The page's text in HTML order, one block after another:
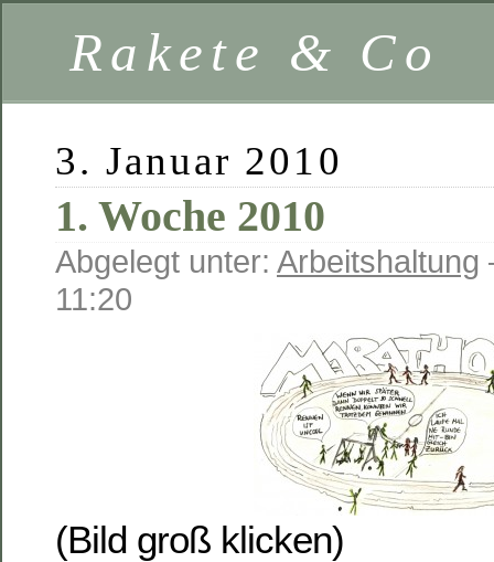
Rakete & Co
3. Januar 2010
1. Woche 2010
Abgelegt unter: Arbeitshaltung
11:20
(Bild groß klicken)